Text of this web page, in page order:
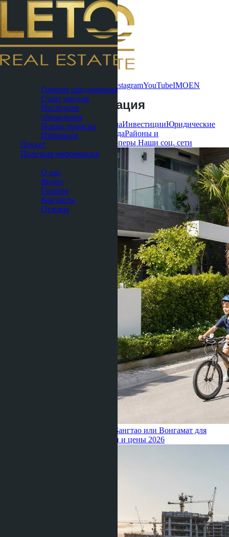
WhatsApp InstagramYouTubeIMOEN
Горячие предложения
Старт продаж
Последние
обновления
Новые проекты
Избранное
Пхукет
Полезная информация
О нас
Видео
Галерея
Контакты
Отзывы
Полезная информация
КондоминиумыВиллы и домаИнвестицииЮридические
Жизнь в Таиланде АрендаРайоны и
локацииСтроительство и девелоперы Наши соц. сети
Бангтао или Вонгамат для
семьи с детьми: школы, клиники и цены 2026